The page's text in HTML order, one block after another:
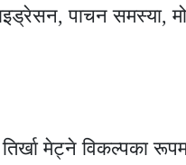
पाचन समस्या,
मेट्ने विकल्पका